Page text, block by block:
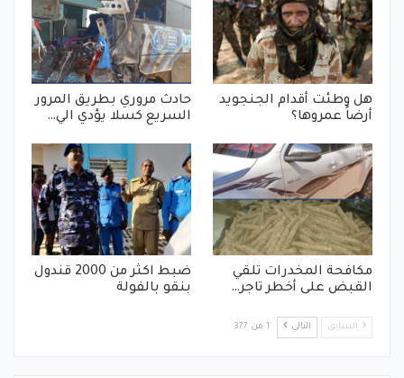
هل وطئت أقدام الجنجويد
أرضاً عمروها؟
حادث مروري بطريق المرور
السريع كسلا يؤدي الي…
مكافحة المخدرات تلقي
القبض على أخطر تاجر…
ضبط اكثر من 2000 قندول
بنقو بالفولة
السابق التالي 1 من 377